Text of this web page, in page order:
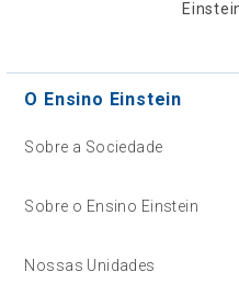
O Ensino Einstein
Sobre a Sociedade
Sobre o Ensino Einstein
Nossas Unidades